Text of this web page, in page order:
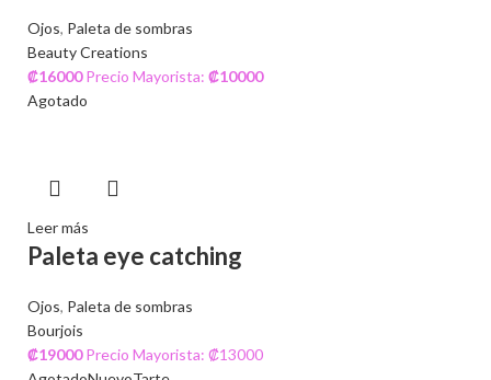
Ojos, Paleta de sombras
Beauty Creations
₡16000 Precio Mayorista: ₡10000
Agotado
Leer más
Paleta eye catching
Ojos, Paleta de sombras
Bourjois
₡19000 Precio Mayorista: ₡13000